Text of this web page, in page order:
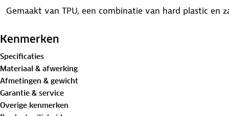
Gemaakt van TPU, een combinatie van hard plastic en
omstandigheden. Veiligheid in het donker is ook
De verstelbare schouderbanden en de borstriem
gewichtsverdeling, waardoor je minder druk op je
bevestigingspunten voor extra accessoires of
Kenmerken
Specificaties
Materiaal & afwerking
Afmetingen & gewicht
Garantie & service
Overige kenmerken